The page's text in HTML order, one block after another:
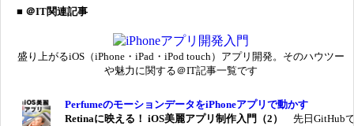
■ ＠IT関連記事
盛り上がるiOS（iPhone・iPad・iPod touch）アプリ開発。そのハウツー
や魅力に関する＠IT記事一覧です
PerfumeのモーションデータをiPhoneアプリで動かす
Retinaに映える！ iOS美麗アプリ制作入門（2）
先日GitHub